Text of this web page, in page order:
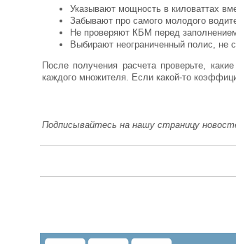
Указывают мощность в киловаттах
Забывают про самого молодого
Не проверяют КБМ перед
Выбирают неограниченный полис, не
После получения расчета проверьте,
каждого множителя. Если какой-то
Подписывайтесь на нашу страницу